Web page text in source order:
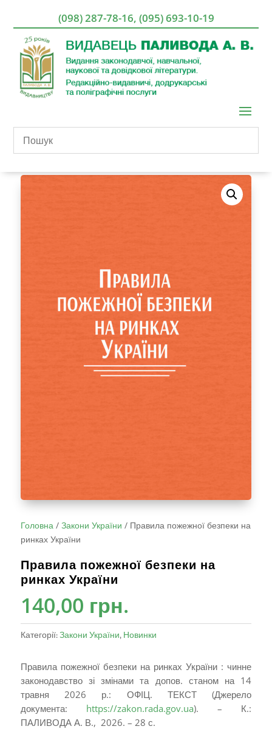
(098) 287-78-16, (095) 693-10-19
Головна/ Закони України / Правила пожежної безпеки на
ринках України
Правила пожежної безпеки на
ринках України
140,00 грн.
Категорії: Закони України, Новинки
Правила пожежної безпеки на ринках України : чинне
законодавство зі змінами та допов. станом на 14
травня 2026 р.: ОФІЦ. ТЕКСТ (Джерело
документа: https://zakon.rada.gov.ua). – К.:
ПАЛИВОДА А. В., 2026. – 28 с.